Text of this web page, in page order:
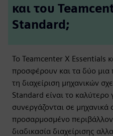
και του
Standard;
Το Teamcenter X Essentials
προσφέρουν και τα δύο
τη διαχείριση μηχανικών
Standard είναι το καλύτερο
συνεργάζονται σε μηχανικά
προσαρμοσμένο
διαδικασία διαχείρισης